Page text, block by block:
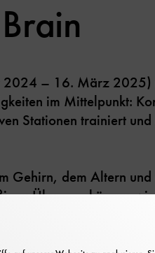
2024 – 16. März 2025)
im Mittelpunkt:
Stationen trainiert und
Gehirn, dem Altern
Übungen können
jeden Alters ihre